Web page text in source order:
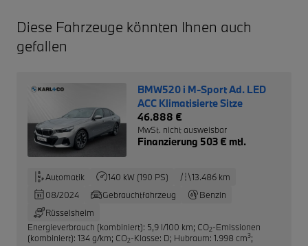
Diese Fahrzeuge könnten Ihnen auch
gefallen
BMW520 i M-Sport Ad. LED
ACC Klimatisierte Sitze
46.888 €
MwSt. nicht ausweisbar
Finanzierung 503 € mtl.
Automatik 140 kW (190 PS)
13.486 km
08/2024
Gebrauchtfahrzeug
Benzin
Rüsselsheim
Energieverbrauch (kombiniert): 5,9 l/100 km; CO2-Emissionen
(kombiniert): 134 g/km; CO2-Klasse: D; Hubraum: 1.998 cm3;